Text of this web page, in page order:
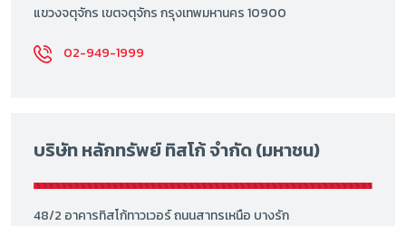
แขวงจตุจักร เขตจตุจักร กรุงเทพมหานคร 10900
02-949-1999
บริษัท หลักทรัพย์ ทิสโก้ จำกัด (มหาชน)
48/2 อาคารทิสโก้ทาวเวอร์ ถนนสาทรเหนือ บางรัก